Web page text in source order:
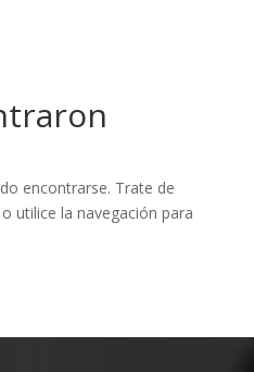
encontrarse. Trate de
utilice la navegación para